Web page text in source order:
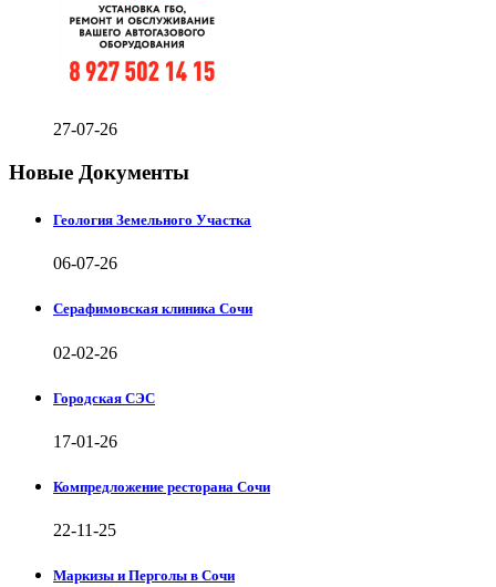
27-07-26
Новые Документы
Геология Земельного Участка
06-07-26
Серафимовская клиника Сочи
02-02-26
Городская СЭС
17-01-26
Компредложение ресторана Сочи
22-11-25
Маркизы и Перголы в Сочи